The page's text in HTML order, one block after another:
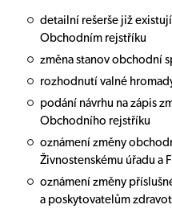
detailní rešerše již
Obchodním rejstříku
změna stanov obchodní
rozhodnutí valné
podání návrhu na zápis
Obchodního rejstříku
oznámení změny
Živnostenskému úřadu a
oznámení změny
a poskytovatelům